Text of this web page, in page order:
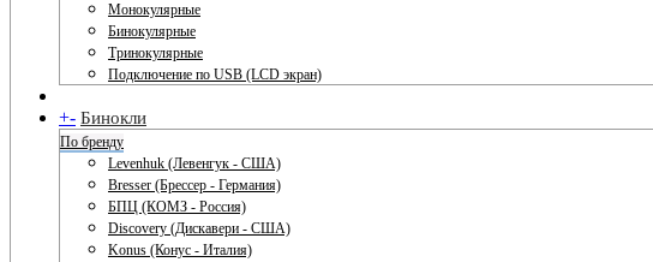
Монокулярные
Бинокулярные
Тринокулярные
Подключение по USB (LCD экран)
+- Бинокли
По бренду
Levenhuk (Левенгук - США)
Bresser (Брессер - Германия)
БПЦ (КОМЗ - Россия)
Discovery (Дискавери - США)
Konus (Конус - Италия)